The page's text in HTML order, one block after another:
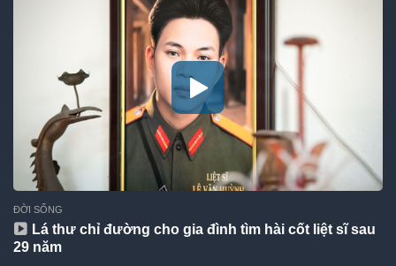
ĐỜI SỐNG
Lá thư chỉ đường cho gia đình tìm hài cốt liệt sĩ sau
29 năm